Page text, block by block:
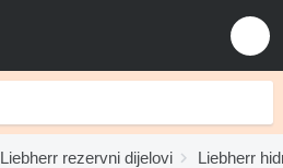
Liebherr rezervni dijelovi Liebherr